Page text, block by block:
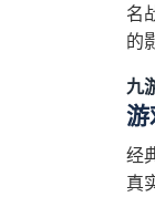
名
的
九
游
经
真